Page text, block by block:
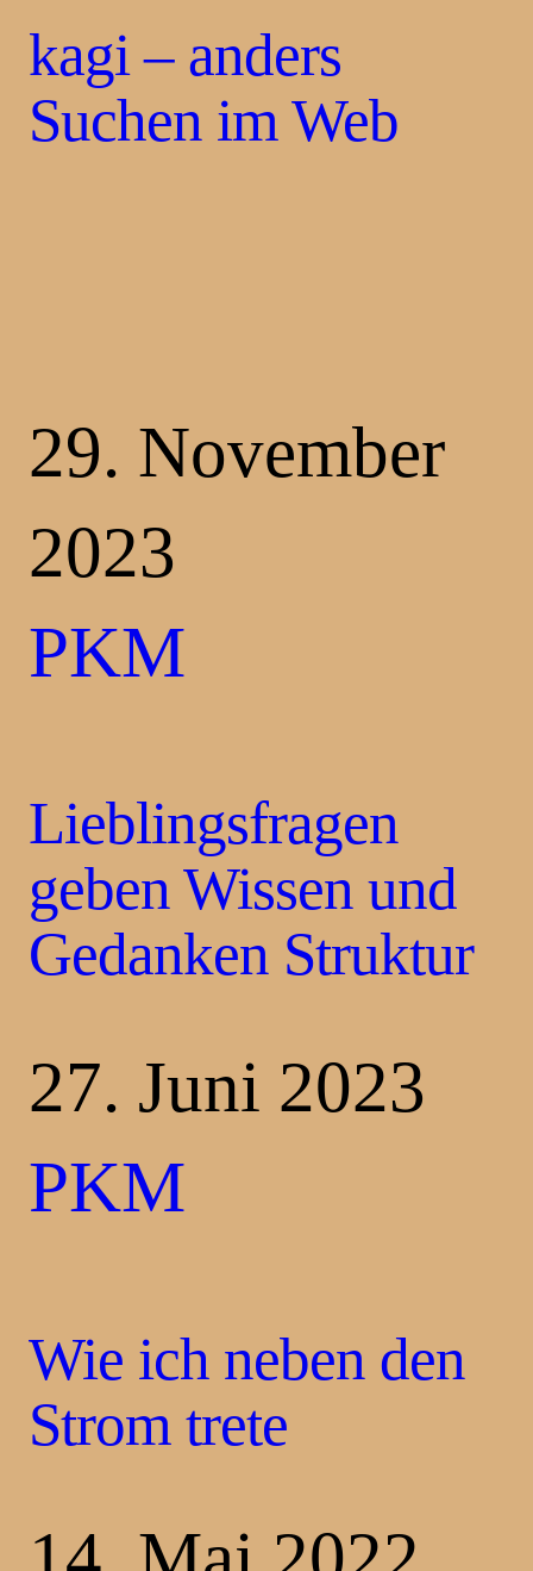
kagi – anders
Suchen im Web
29. November
2023
PKM
Lieblingsfragen
geben Wissen und
Gedanken Struktur
27. Juni 2023
PKM
Wie ich neben den
Strom trete